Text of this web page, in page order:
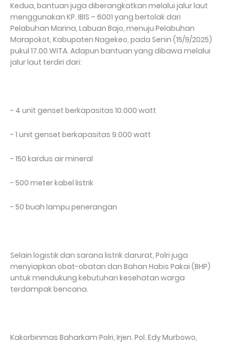
Kedua, bantuan juga diberangkatkan melalui jalur laut
menggunakan KP. IBIS – 6001 yang bertolak dari
Pelabuhan Marina, Labuan Bajo, menuju Pelabuhan
Marapokot, Kabupaten Nagekeo, pada Senin (15/9/2025)
pukul 17.00 WITA. Adapun bantuan yang dibawa melalui
jalur laut terdiri dari:
- 4 unit genset berkapasitas 10.000 watt
- 1 unit genset berkapasitas 9.000 watt
- 150 kardus air mineral
- 500 meter kabel listrik
- 50 buah lampu penerangan
Selain logistik dan sarana listrik darurat, Polri juga
menyiapkan obat-obatan dan Bahan Habis Pakai (BHP)
untuk mendukung kebutuhan kesehatan warga
terdampak bencana.
Kakorbinmas Baharkam Polri, Irjen. Pol. Edy Murbowo,